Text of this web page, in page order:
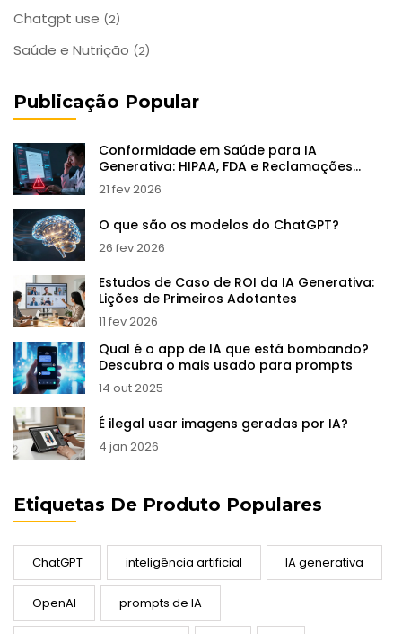
Chatgpt use (2)
Saúde e Nutrição (2)
Publicação Popular
Conformidade em Saúde para IA
Generativa: HIPAA, FDA e Reclamações
Clínicas
21 fev 2026
O que são os modelos do ChatGPT?
26 fev 2026
Estudos de Caso de ROI da IA Generativa:
Lições de Primeiros Adotantes
11 fev 2026
Qual é o app de IA que está bombando?
Descubra o mais usado para prompts
14 out 2025
É ilegal usar imagens geradas por IA?
4 jan 2026
Etiquetas De Produto Populares
ChatGPT inteligência artificial IA generativa
OpenAI prompts de IA